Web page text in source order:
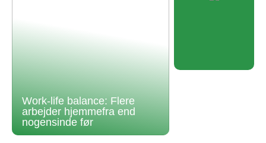
Work-life balance: Flere
arbejder hjemmefra end
nogensinde før